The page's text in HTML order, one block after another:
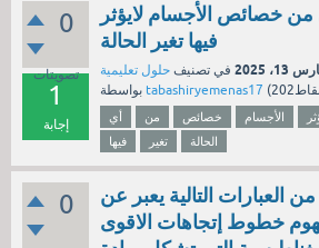
0
تصويتات
1
إجابة
من خصائص الأجسام لايؤثر
فيها تغير الحالة
13، 2025 في تصنيف حلول تعليمية
tabashiryemenas17 (
أي من خصائص الأجسام
فيها
تغير الحالة
0
العبارات التالية يعبر عن
خطوط إتجاهات الاقوى